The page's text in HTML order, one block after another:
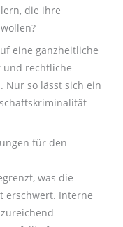
die ihre
eine ganzheitliche
und rechtliche
Nur so lässt sich ein
für den
was die
erschwert. Interne